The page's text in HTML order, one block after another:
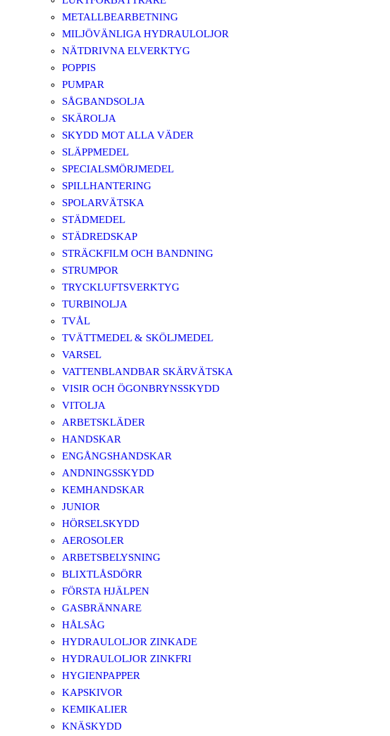
METALLBEARBETNING
MILJÖVÄNLIGA HYDRAULOLJOR
NÄTDRIVNA ELVERKTYG
POPPIS
PUMPAR
SÅGBANDSOLJA
SKÄROLJA
SKYDD MOT ALLA VÄDER
SLÄPPMEDEL
SPECIALSMÖRJMEDEL
SPILLHANTERING
SPOLARVÄTSKA
STÄDMEDEL
STÄDREDSKAP
STRÄCKFILM OCH BANDNING
STRUMPOR
TRYCKLUFTSVERKTYG
TURBINOLJA
TVÅL
TVÄTTMEDEL & SKÖLJMEDEL
VARSEL
VATTENBLANDBAR SKÄRVÄTSKA
VISIR OCH ÖGONBRYNSSKYDD
VITOLJA
ARBETSKLÄDER
HANDSKAR
ENGÅNGSHANDSKAR
ANDNINGSSKYDD
KEMHANDSKAR
JUNIOR
HÖRSELSKYDD
AEROSOLER
ARBETSBELYSNING
BLIXTLÅSDÖRR
FÖRSTA HJÄLPEN
GASBRÄNNARE
HÅLSÅG
HYDRAULOLJOR ZINKADE
HYDRAULOLJOR ZINKFRI
HYGIENPAPPER
KAPSKIVOR
KEMIKALIER
KNÄSKYDD